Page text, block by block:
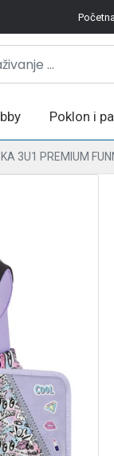
Početna
Poklon i
3U1 PREMIUM